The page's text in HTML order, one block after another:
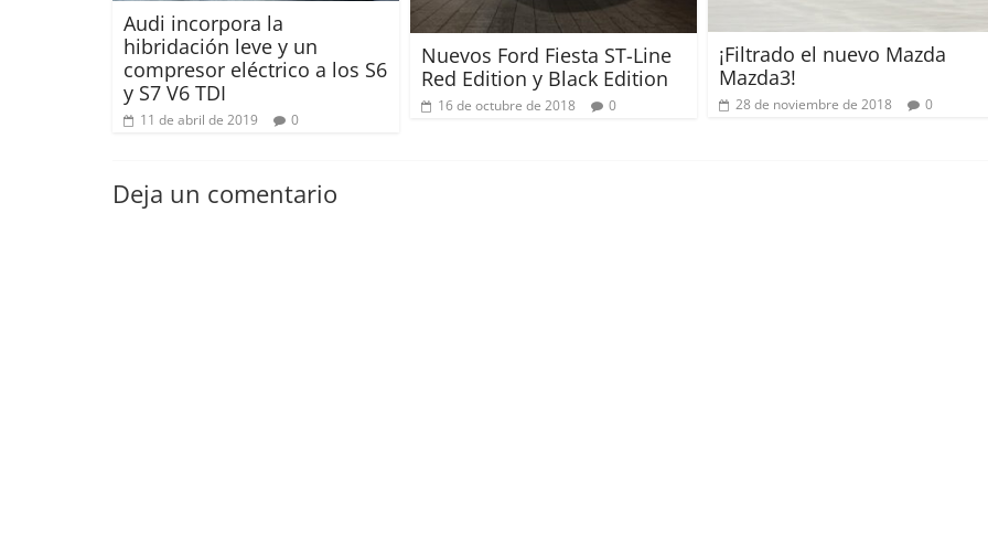
Audi incorpora la
hibridación leve y un
compresor eléctrico a los S6
y S7 V6 TDI
11 de abril de 2019 0
Nuevos Ford Fiesta ST-Line
Red Edition y Black Edition
16 de octubre de 2018 0
¡Filtrado el nuevo Mazda
Mazda3!
28 de noviembre de 2018 0
Deja un comentario